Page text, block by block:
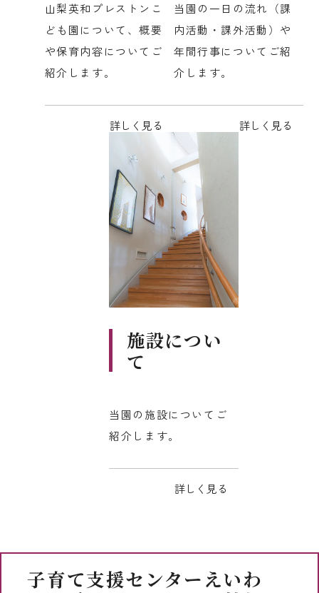
山梨英和プレストンこ
ども園について、概要
や保育内容についてご
紹介します。
詳しく見る
当園の一日の流れ（課
内活動・課外活動）や
年間行事についてご紹
介します。
詳しく見る
施設につい
て
当園の施設についてご
紹介します。
詳しく見る
子育て支援センターえいわ